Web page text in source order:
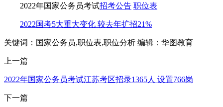
2022年国家公务员考试招考公告 职位表
2022国考5大重大变化 较去年扩招21%
关键词：国家公务员,职位表,职位分析 编辑：华图教育
上一篇
2022年国家公务员考试江苏考区招录1365人 设置766岗
下一篇